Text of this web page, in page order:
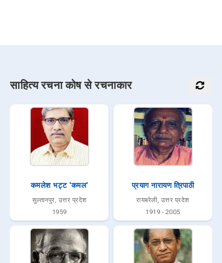
साहित्य रचना कोष से रचनाकार
कमलेश भट्ट 'कमल'
सुल्तानपुर, उत्तर प्रदेश
1959
प्रयाग नारायण त्रिपाठी
रायबरेली, उत्तर प्रदेश
1919 - 2005